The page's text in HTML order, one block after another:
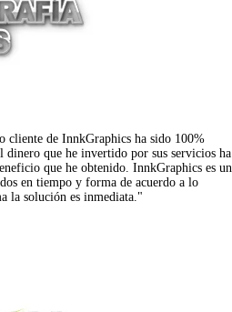
cliente de InnkGraphics ha sido 100%
dinero que he invertido por sus servicios ha
que he obtenido. InnkGraphics es
en tiempo y forma de acuerdo a lo
la solución es inmediata."